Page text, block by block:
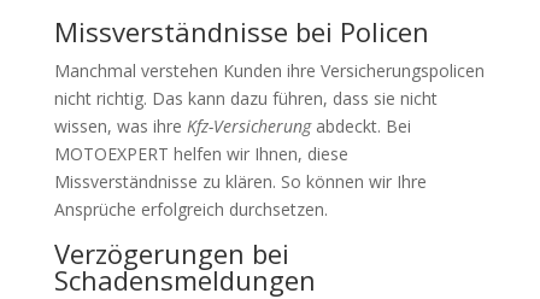
Missverständnisse bei Policen
Manchmal verstehen Kunden ihre Versicherungspolicen
nicht richtig. Das kann dazu führen, dass sie nicht
wissen, was ihre Kfz-Versicherungabdeckt. Bei
MOTOEXPERT helfen wir Ihnen, diese
Missverständnisse zu klären. So können wir Ihre
Ansprüche erfolgreich durchsetzen.
Verzögerungen bei
Schadensmeldungen